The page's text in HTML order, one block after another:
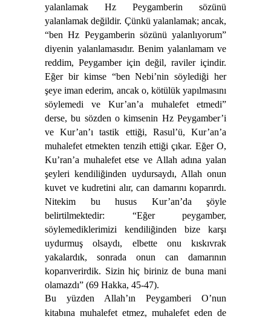
yalanlamak Hz Peygamberin sözünü
yalanlamak değildir. Çünkü yalanlamak; ancak,
“ben Hz Peygamberin sözünü yalanlıyorum”
diyenin yalanlamasıdır. Benim yalanlamam ve
reddim, Peygamber için değil, raviler içindir.
Eğer bir kimse “ben Nebi’nin söylediği her
şeye iman ederim, ancak o, kötülük yapılmasını
söylemedi ve Kur’an’a muhalefet etmedi”
derse, bu sözden o kimsenin Hz Peygamber’i
ve Kur’an’ı tastik ettiği, Rasul’ü, Kur’an’a
muhalefet etmekten tenzih ettiği çıkar. Eğer O,
Ku’ran’a muhalefet etse ve Allah adına yalan
şeyleri kendiliğinden uydursaydı, Allah onun
kuvet ve kudretini alır, can damarını koparırdı.
Nitekim bu husus Kur’an’da şöyle
belirtilmektedir: “Eğer peygamber,
söylemediklerimizi kendiliğinden bize karşı
uydurmuş olsaydı, elbette onu kıskıvrak
yakalardık, sonrada onun can damarının
koparıverirdik. Sizin hiç biriniz de buna mani
olamazdı” (69 Hakka, 45-47).
Bu yüzden Allah’ın Peygamberi O’nun
kitabına muhalefet etmez, muhalefet eden de